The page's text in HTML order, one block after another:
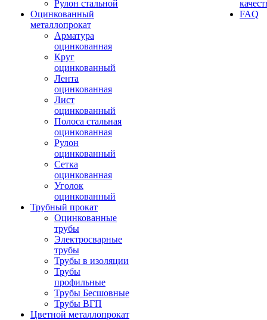
Рулон стальной
Оцинкованный
металлопрокат
Арматура
оцинкованная
Круг
оцинкованный
Лента
оцинкованная
Лист
оцинкованный
Полоса стальная
оцинкованная
Рулон
оцинкованный
Сетка
оцинкованная
Уголок
оцинкованный
Трубный прокат
Оцинкованные
трубы
Электросварные
трубы
Трубы в изоляции
Трубы
профильные
Трубы Бесшовные
Трубы ВГП
Цветной металлопрокат
FAQ